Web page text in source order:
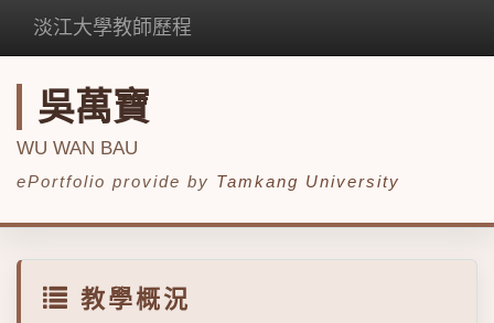
淡江大學教師歷程
吳萬寶
WU WAN BAU
ePortfolio provide by Tamkang University
教學概況